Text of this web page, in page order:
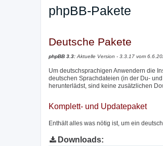
phpBB-Pakete
Deutsche Pakete
phpBB 3.3: Aktuelle Version - 3.3.17 vom
Um deutschsprachigen Anwendern die
deutschen Sprachdateien (in der Du-
herunterlädst, sind keine zusätzlichen
Komplett- und Updatepaket
Enthält alles was nötig ist, um ein
Downloads: